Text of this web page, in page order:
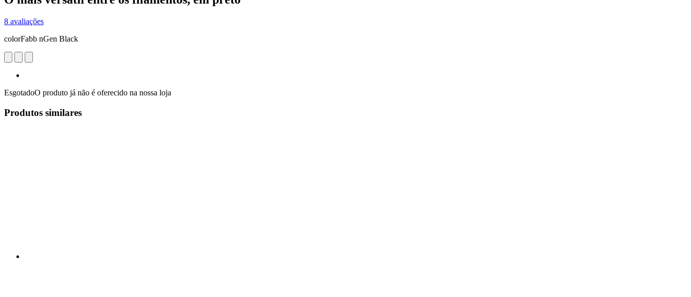
8 avaliações
colorFabb nGen Black
EsgotadoO produto já não é oferecido na nossa loja
Produtos similares